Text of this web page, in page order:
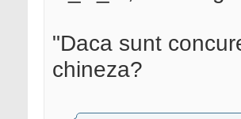
"Daca sunt
chineza?